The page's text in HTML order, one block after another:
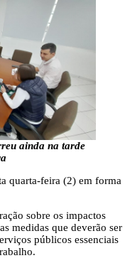
ainda na tarde
quarta-feira (2) em forma
sobre os impactos
medidas que deverão ser
públicos essenciais